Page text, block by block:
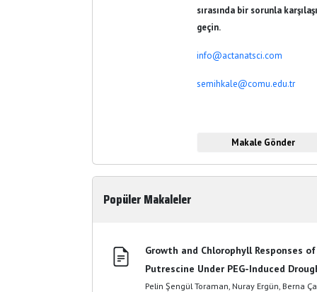
sırasında bir sorunla
geçin.
info@actanatsci.com
semihkale@comu.edu.tr
Makale Gönder
Popüler Makaleler
Growth and Chlorophyll Responses
Putrescine Under PEG-Induced
Pelin Şengül Toraman, Nuray Ergün, Berna